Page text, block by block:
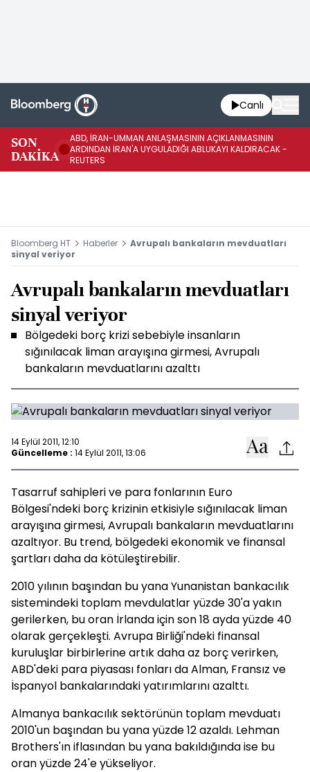
Canlı
SON
DAKİKA
ABD, İRAN-UMMAN ANLAŞMASININ AÇIKLANMASININ
ARDINDAN İRAN'A UYGULADIĞI ABLUKAYI KALDIRACAK -
REUTERS
Bloomberg HT Haberler
Avrupalı bankaların mevduatları
sinyal veriyor
Avrupalı bankaların mevduatları
sinyal veriyor
Bölgedeki borç krizi sebebiyle insanların
sığınılacak liman arayışına girmesi, Avrupalı
bankaların mevduatlarını azalttı
14 Eylül 2011, 12:10
Güncelleme : 14 Eylül 2011, 13:06
Tasarruf sahipleri ve para fonlarının Euro
Bölgesi'ndeki borç krizinin etkisiyle sığınılacak liman
arayışına girmesi, Avrupalı bankaların mevduatlarını
azaltıyor. Bu trend, bölgedeki ekonomik ve finansal
şartları daha da kötüleştirebilir.
2010 yılının başından bu yana Yunanistan bankacılık
sistemindeki toplam mevdulatlar yüzde 30'a yakın
gerilerken, bu oran İrlanda için son 18 ayda yüzde 40
olarak gerçekleşti. Avrupa Birliği'ndeki finansal
kuruluşlar birbirlerine artık daha az borç verirken,
ABD'deki para piyasası fonları da Alman, Fransız ve
İspanyol bankalarındaki yatırımlarını azalttı.
Almanya bankacılık sektörünün toplam mevduatı
2010'un başından bu yana yüzde 12 azaldı. Lehman
Brothers'ın iflasından bu yana bakıldığında ise bu
oran yüzde 24'e yükseliyor.